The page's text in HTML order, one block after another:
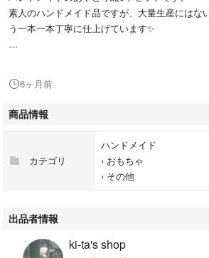
素人のハンドメイド品ですが、大量生産にはな
う一本一本丁寧に仕上げています✨
✿絡まりにくい「くさり編み」
絡まりにくく、絡まってもほどきやすい！
✿引っかかりにくい「結び目」（参考画像5）
糸の端を編み込んでおり、引っかかりにくい！
伸縮性があるため、糸が出てこないように編み
ボンドが引っ掛かるようなことはありません。
6ヶ月前
商品情報
カテゴリ
ハンドメイド
› おもちゃ
› その他
出品者情報
ki-ta's shop